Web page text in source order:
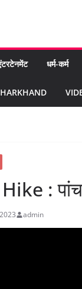
धर्म-कर्म
: पांच
admin